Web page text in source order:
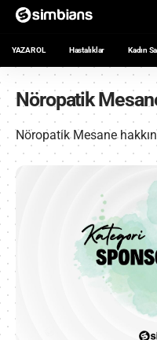
YAZAR OL Hastalıklar Kadın
Nöropatik
Nöropatik Mesane